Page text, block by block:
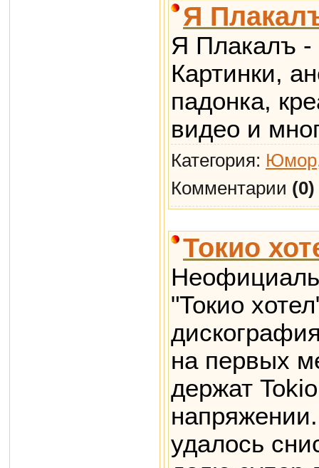
Я
Я Плакалъ -
Картинки,
падонка,
видео и
Категория: Юмор,
Комментарии (0)
Токио
"Токио
на первых
держат
удалось